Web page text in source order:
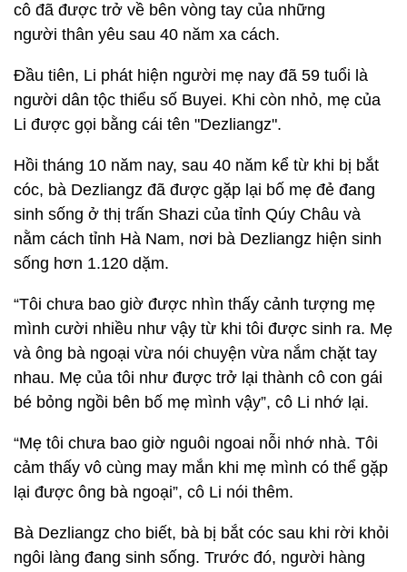
cô đã được trở về bên vòng tay của những
người thân yêu sau 40 năm xa cách.
Đầu tiên, Li phát hiện người mẹ nay đã 59 tuổi là
người dân tộc thiểu số Buyei. Khi còn nhỏ, mẹ của
Li được gọi bằng cái tên "Dezliangz".
Hồi tháng 10 năm nay, sau 40 năm kể từ khi bị bắt
cóc, bà Dezliangz đã được gặp lại bố mẹ đẻ đang
sinh sống ở thị trấn Shazi của tỉnh Qúy Châu và
nằm cách tỉnh Hà Nam, nơi bà Dezliangz hiện sinh
sống hơn 1.120 dặm.
“Tôi chưa bao giờ được nhìn thấy cảnh tượng mẹ
mình cười nhiều như vậy từ khi tôi được sinh ra. Mẹ
và ông bà ngoại vừa nói chuyện vừa nắm chặt tay
nhau. Mẹ của tôi như được trở lại thành cô con gái
bé bỏng ngồi bên bố mẹ mình vậy”, cô Li nhớ lại.
“Mẹ tôi chưa bao giờ nguôi ngoai nỗi nhớ nhà. Tôi
cảm thấy vô cùng may mắn khi mẹ mình có thể gặp
lại được ông bà ngoại”, cô Li nói thêm.
Bà Dezliangz cho biết, bà bị bắt cóc sau khi rời khỏi
ngôi làng đang sinh sống. Trước đó, người hàng